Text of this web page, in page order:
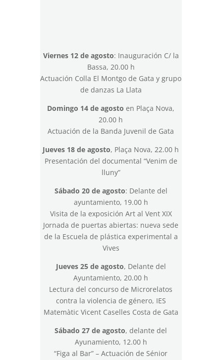
Viernes 12 de agosto: Inauguración C/ la
Bassa, 20.00 h
Actuación Colla El Montgo de Gata y grupo
de danzas La Llata
Domingo 14 de agosto en Plaça Nova,
20.00 h
Actuación de la Banda Juvenil de Gata
Jueves 18 de agosto, Plaça Nova, 22.00 h
Presentación del documental “Venim de
lluny”
Sábado 20 de agosto: Delante del
ayuntamiento, 19.00 h
Visita de la exposición Art al Vent XIX
Jornada de puertas abiertas: nueva sede
de la Escuela de plástica experimental a
Vives
Jueves 25 de agosto, Delante del
Ayuntamiento, 20.00 h
Lectura del concurso de Microrelatos
contra la violencia de género, IES
Matemàtic Vicent Caselles Costa de Gata
Sábado 27 de agosto, delante del
Ayunamiento, 12.00 h
“Figa al Bar” – Actuación de Sénior